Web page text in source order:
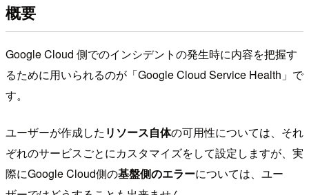
概要
Google Cloud 側でのインシデントの発生時に内容を把握す
るために用いられるのが「Google Cloud Service Health」で
す。
ユーザーが作成した リソース自体の可用性については、それ
ぞれのサービスごとにカスタマイズをして設定しますが、実
際にGoogle Cloud側の基盤側のエラーについては、ユー